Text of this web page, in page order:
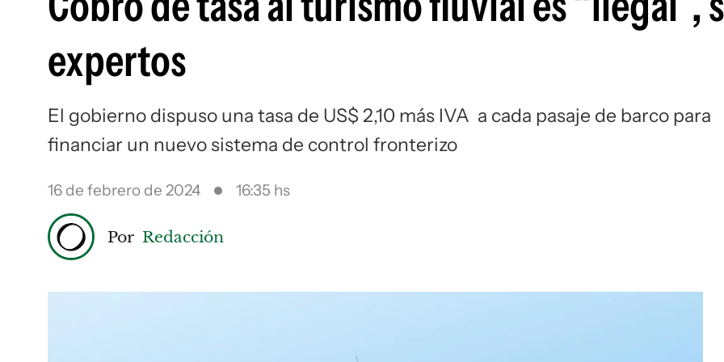
expertos
El gobierno dispuso una tasa de US$ 2,10 más IVA a cada pasaje de barco para
financiar un nuevo sistema de control fronterizo
16 de febrero de 2024 16:35 hs
Por Redacción